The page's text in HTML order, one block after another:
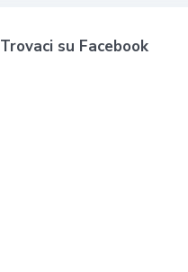
Trovaci su Facebook